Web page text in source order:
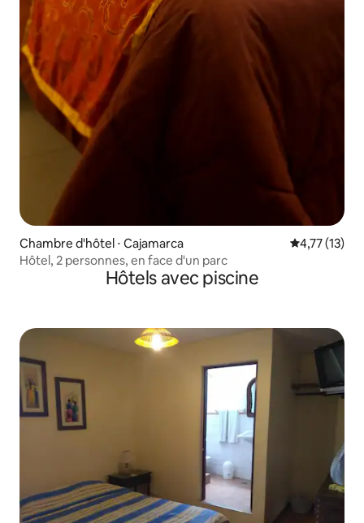
Chambre d'hôtel ⋅ Cajamarca Évaluation
4,77 (13)
Hôtel, 2 personnes, en face d'un parc
Hôtels avec piscine